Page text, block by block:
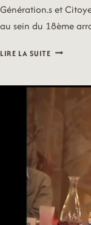
Génération.s et
au sein du 18ème
LIRE LA SUITE20/09/21